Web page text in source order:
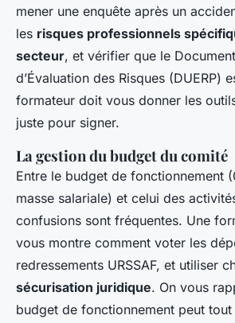
mener une enquête après un
les risques professionnels
secteur, et vérifier que le
d’Évaluation des Risques (DUERP)
formateur doit vous donner les
juste pour signer.
La gestion du budget du comité
Entre le budget de fonctionnement
masse salariale) et celui des
confusions sont fréquentes. Une
vous montre comment voter les
redressements URSSAF, et utiliser
sécurisation juridique. On vous
budget de fonctionnement peut